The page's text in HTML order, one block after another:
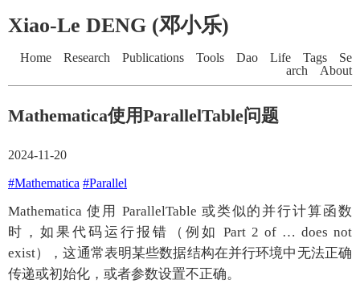
Xiao-Le DENG (邓小乐)
Home Research Publications Tools Dao Life Tags
Se
arch
About
Mathematica使用ParallelTable问题
2024-11-20
#Mathematica #Parallel
Mathematica 使用 ParallelTable 或类似的并行计算函数
时，如果代码运行报错（例如 Part 2 of … does not
exist），这通常表明某些数据结构在并行环境中无法正确
传递或初始化，或者参数设置不正确。